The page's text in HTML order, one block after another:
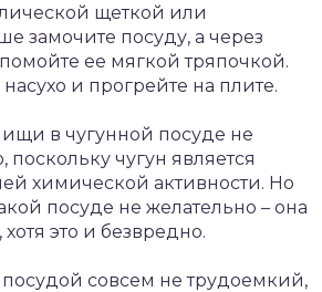
щеткой или
замочите посуду, а через
ее мягкой тряпочкой.
и прогрейте на плите.
в чугунной посуде не
чугун является
химической активности. Но
посуде не желательно – она
это и безвредно.
посудой совсем не трудоемкий,